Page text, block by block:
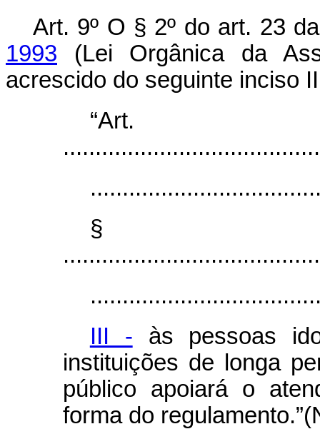
Art. 9º O § 2º do art. 23
1993 (Lei Orgânica da
acrescido do seguinte inciso
§
III - às pessoas
instituições de longa
público apoiará o
forma do